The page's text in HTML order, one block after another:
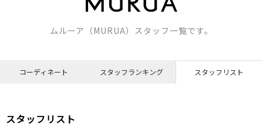
ムルーア（MURUA）スタッフ一覧です。
コーディネート スタッフランキング スタッフリスト
スタッフリスト